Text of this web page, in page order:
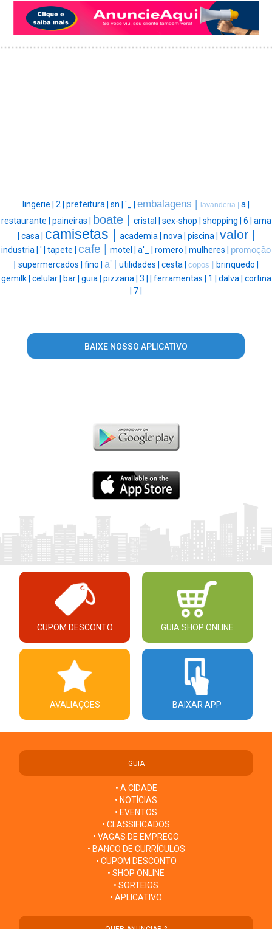
lingerie | 2 | prefeitura | sn | '_ | embalagens | lavanderia | a |
restaurante | paineiras | boate | cristal | sex-shop | shopping | 6 | ama
casa | camisetas | academia | nova | piscina | valor |
industria | ' | tapete | cafe | motel | a'_ | romero | mulheres | promoção
supermercados | fino | a' | utilidades | cesta | copos |
brinquedo |
gemilk | celular | bar | guia | pizzaria | 3 | ferramentas | 1 | dalva | cortina
7 |
BAIXE NOSSO APLICATIVO
CUPOM DESCONTO GUIA SHOP ONLINE
AVALIAÇÕES BAIXAR APP
GUIA
• A CIDADE
• NOTÍCIAS
• EVENTOS
• CLASSIFICADOS
• VAGAS DE EMPREGO
• BANCO DE CURRÍCULOS
• CUPOM DESCONTO
• SHOP ONLINE
• SORTEIOS
• APLICATIVO